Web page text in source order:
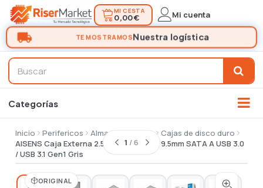
MI CESTA
0,00 € Mi cuenta
Inicio Perifericos Almacenamiento
Cajas de disco duro
AISENS Caja Externa 2.5\1 ASE-2525GR 9.5mm SATA A USB 3.0
/ USB 3.1 Gen1 Gris
ORIGINAL
1 / 6